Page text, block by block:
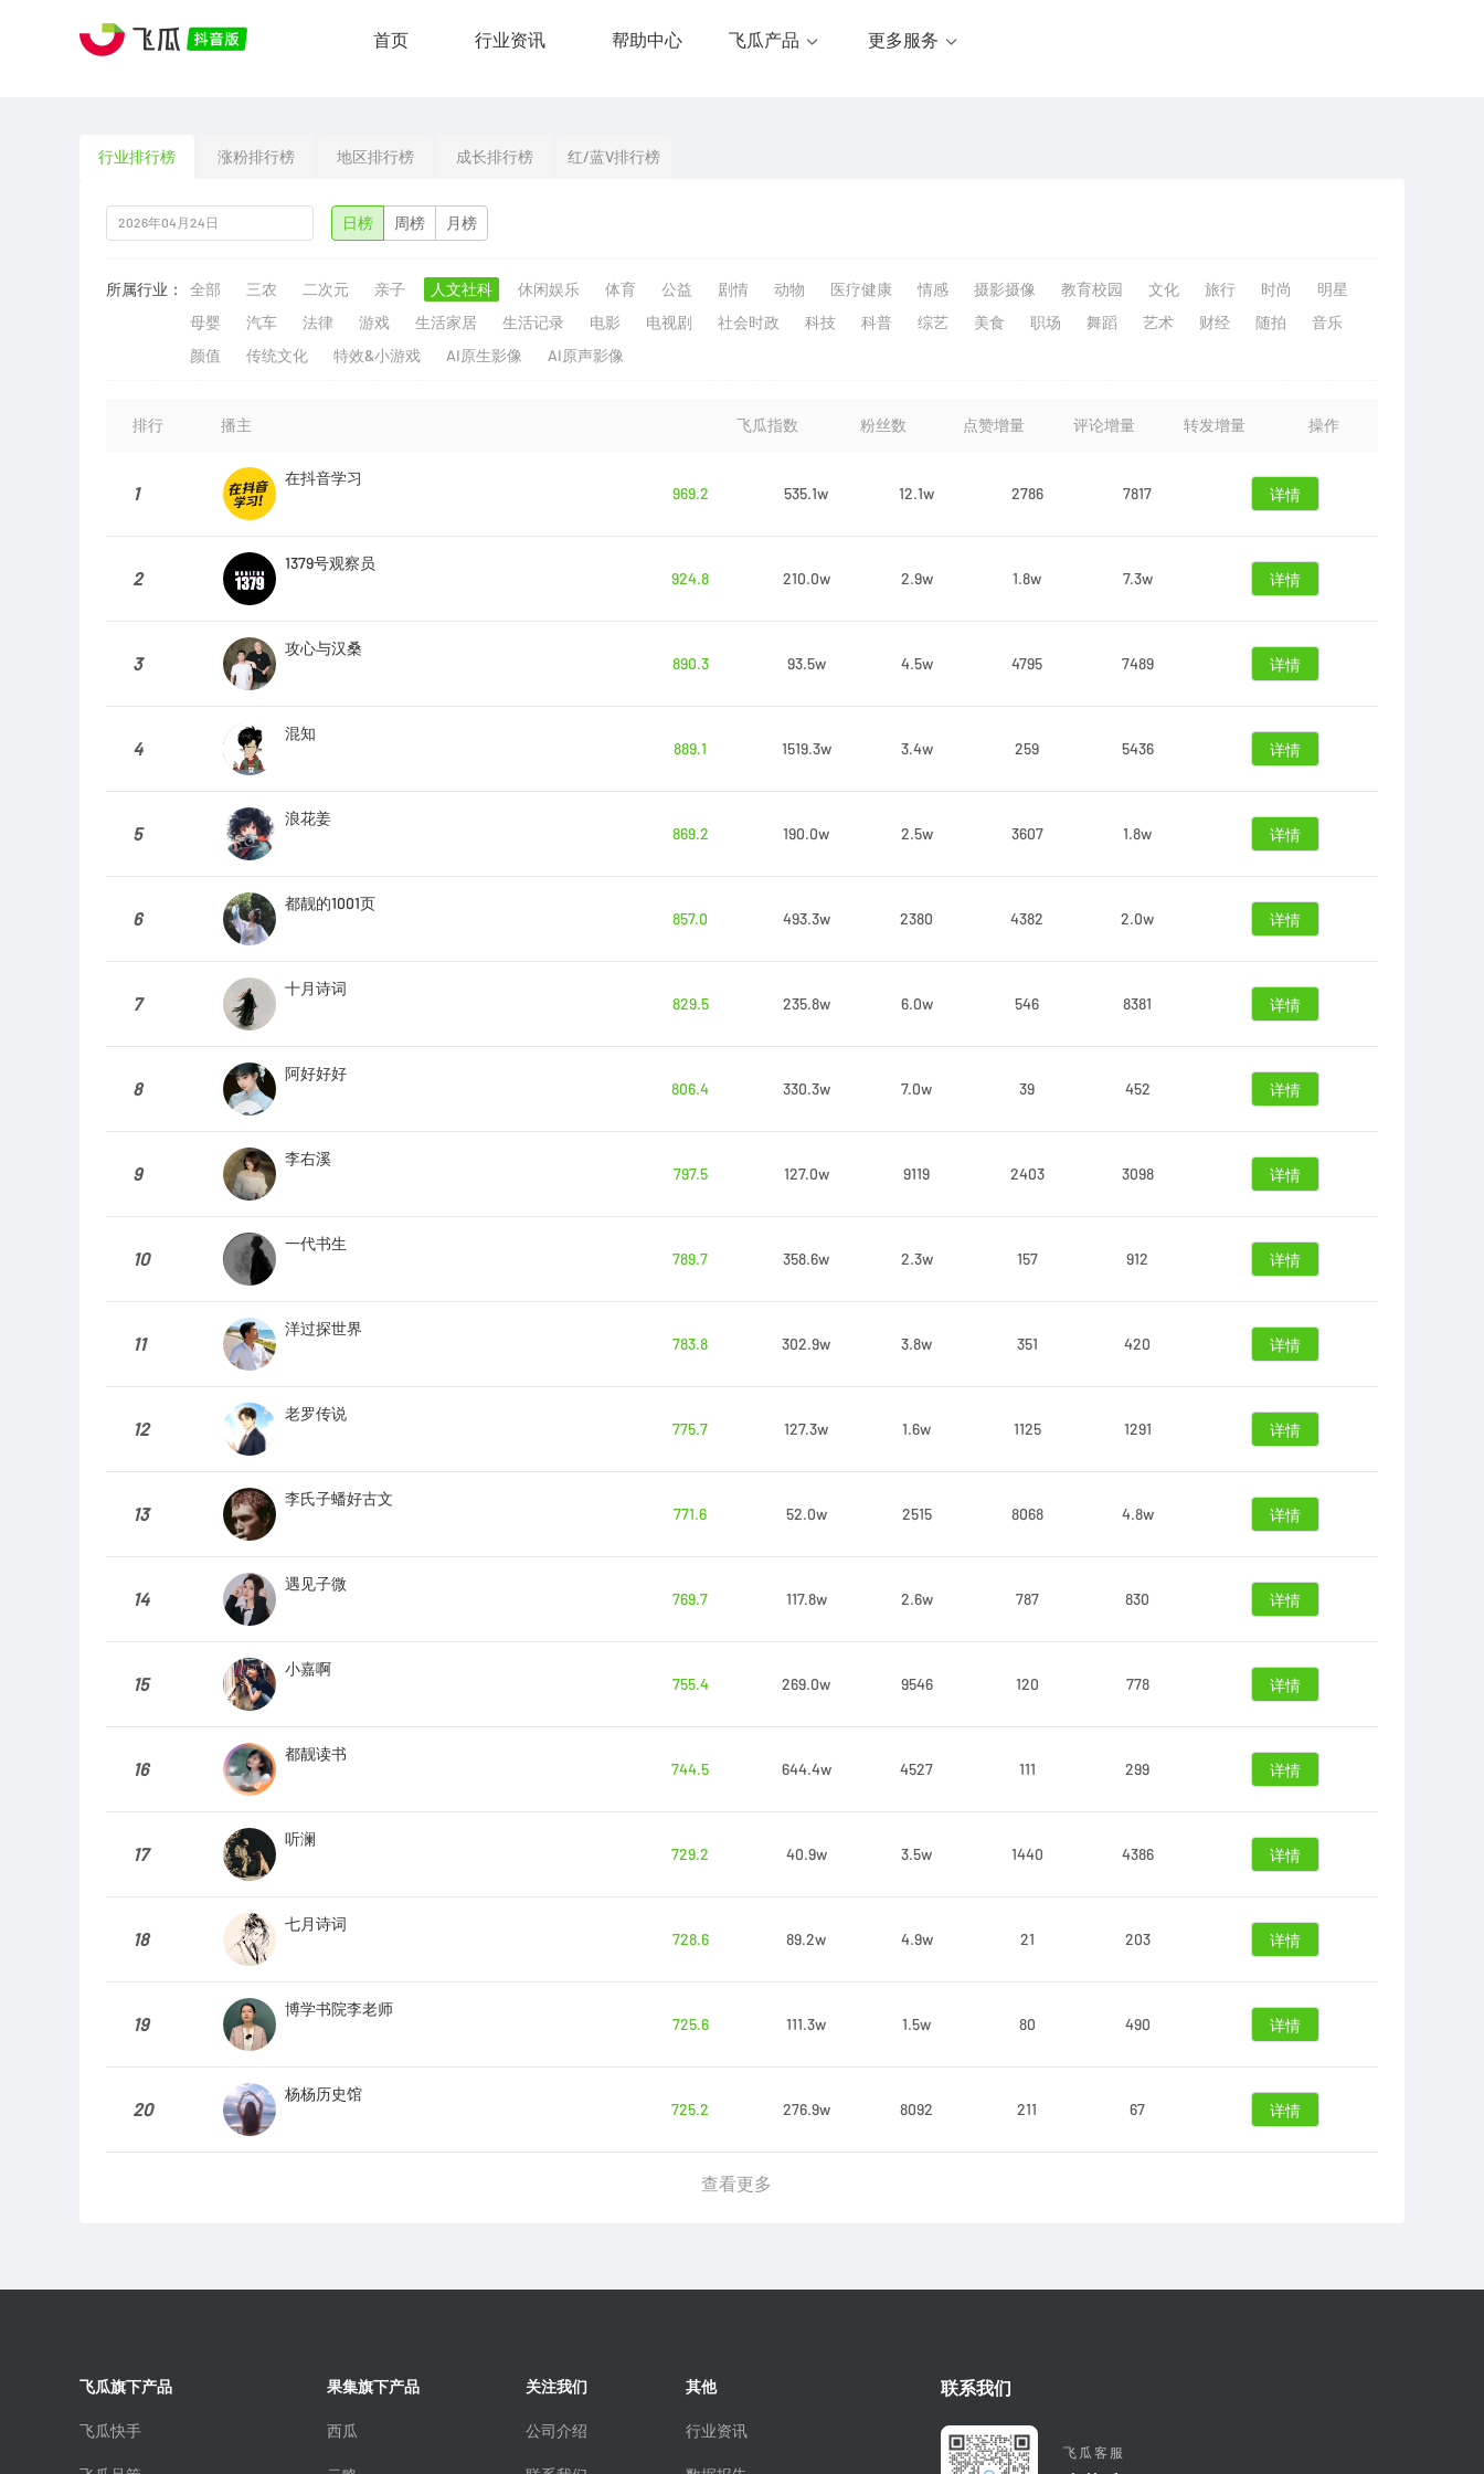
首页 行业资讯 帮助中心 飞瓜产品 更多服务
行业排行榜 涨粉排行榜 地区排行榜 成长排行榜 红/蓝V排行榜
日榜 周榜 月榜
所属行业： 全部 三农 二次元 亲子 人文社科 休闲娱乐 体育 公益 剧情 动物 医疗健康 情感 摄影摄像 教育校园 文化 旅行 时尚
明星
母婴
汽车 法律 游戏 生活家居 生活记录 电影 电视剧 社会时政 科技 科普 综艺 美食 职场 舞蹈 艺术 财经 随拍
音乐
颜值
传统文化 特效&小游戏 AI原生影像 AI原声影像
排行 播主 飞瓜指数 粉丝数 点赞增量 评论增量 转发增量 操作
1
在抖音学习
969.2
535.1w 12.1w 2786 7817 详情
2
1379号观察员
924.8
210.0w 2.9w 1.8w 7.3w 详情
3
攻心与汉桑
890.3
93.5w 4.5w 4795 7489 详情
4
混知
889.1
1519.3w 3.4w 259 5436 详情
5
浪花姜
869.2
190.0w 2.5w 3607 1.8w 详情
6
都靓的1001页
857.0
493.3w 2380 4382 2.0w 详情
7
十月诗词
829.5
235.8w 6.0w 546 8381 详情
8
阿好好好
806.4
330.3w 7.0w 39 452 详情
9
李右溪
797.5
127.0w 9119 2403 3098 详情
10
一代书生
789.7
358.6w 2.3w 157 912 详情
11
洋过探世界
783.8
302.9w 3.8w 351 420 详情
12
老罗传说
775.7
127.3w 1.6w 1125 1291 详情
13
李氏子蟠好古文
771.6
52.0w 2515 8068 4.8w 详情
14
遇见子微
769.7
117.8w 2.6w 787 830 详情
15
小嘉啊
755.4
269.0w 9546 120 778 详情
16
都靓读书
744.5
644.4w 4527 111 299 详情
17
听澜
729.2
40.9w 3.5w 1440 4386 详情
18
七月诗词
728.6
89.2w 4.9w 21 203 详情
19
博学书院李老师
725.6
111.3w 1.5w 80 490 详情
20
杨杨历史馆
725.2
276.9w 8092 211 67 详情
查看更多
飞瓜旗下产品
飞瓜快手
果集旗下产品
西瓜
关注我们
公司介绍
其他
行业资讯
联系我们
飞瓜客服